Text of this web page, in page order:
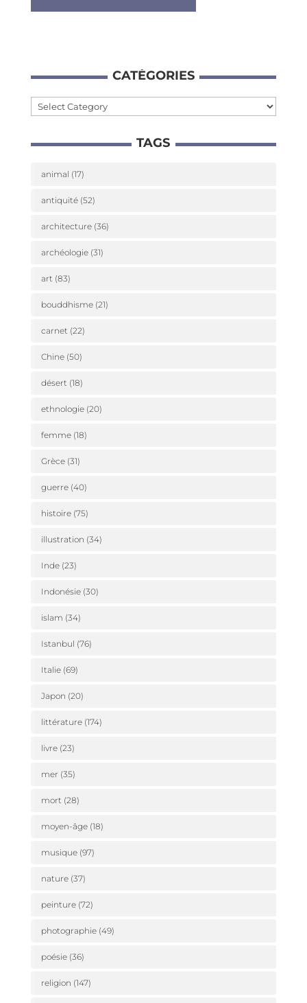
CATÉ­GO­RIES
Caté­
ries
TAGS
animal (17)
antiquité(52)
architecture(36)
archéologie(31)
art(83)
bouddhisme(21)
carnet(22)
Chine(50)
désert(18)
ethnologie(20)
femme(18)
Grèce(31)
guerre(40)
histoire(75)
illustration (34)
Inde(23)
Indonésie(30)
islam (34)
Istanbul (76)
Italie(69)
Japon (20)
littérature(174)
livre(23)
mer (35)
mort(28)
moyen-âge(18)
musique(97)
nature(37)
peinture(72)
photographie(49)
poésie(36)
religion (147)